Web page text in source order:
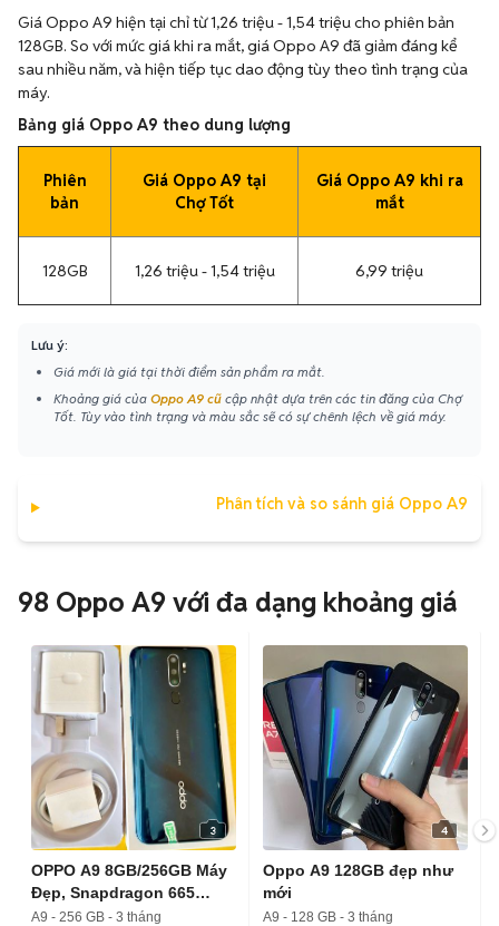
Giá Oppo A9 hiện tại chỉ từ 1,26 triệu - 1,54 triệu cho phiên bản
128GB. So với mức giá khi ra mắt, giá Oppo A9 đã giảm đáng kể
sau nhiều năm, và hiện tiếp tục dao động tùy theo tình trạng của
máy.
Bảng giá Oppo A9 theo dung lượng
Phiên
bản
Giá Oppo A9 tại
Chợ Tốt
Giá Oppo A9 khi ra
mắt
128GB 1,26 triệu - 1,54 triệu 6,99 triệu
Lưu ý:
Giá mới là giá tại thời điểm sản phẩm ra mắt.
Khoảng giá của Oppo A9 cũ cập nhật dựa trên các tin đăng của Chợ
Tốt. Tùy vào tình trạng và màu sắc sẽ có sự chênh lệch về giá máy.
Phân tích và so sánh giá Oppo A9
98 Oppo A9 với đa dạng khoảng giá
3
OPPO A9 8GB/256GB Máy
Đẹp, Snapdragon 665
Mượt
A9 - 256 GB - 3 tháng
4
Oppo A9 128GB đẹp như
mới
A9 - 128 GB - 3 tháng